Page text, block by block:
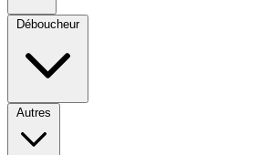
Déboucheur
Autres